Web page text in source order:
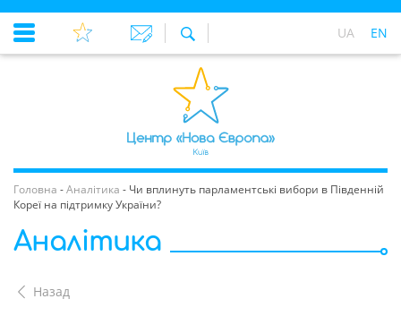
UA EN
Головна -Аналітика - Чи вплинуть парламентські вибори в Південній
Кореї на підтримку України?
Аналітика
Назад